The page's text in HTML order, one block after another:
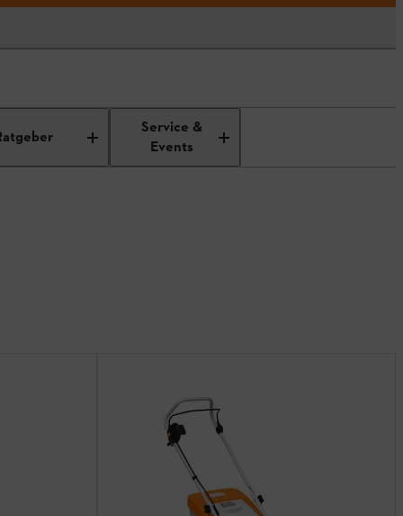
Service &
Events